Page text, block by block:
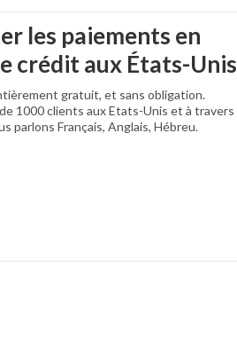
les paiements en
crédit aux États-Unis
gratuit, et sans obligation.
1000 clients aux Etats-Unis et à travers
parlons Français, Anglais, Hébreu.